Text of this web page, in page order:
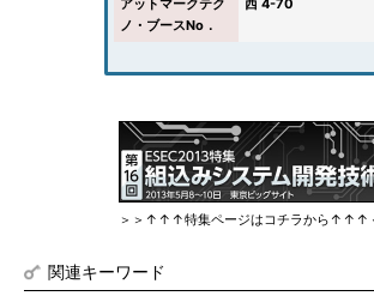
アットマークテク
ノ・ブースNo．
西 4-70
＞＞↑↑↑特集ページはコチラから↑↑↑
関連キーワード